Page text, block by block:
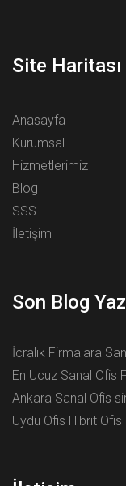
Site Haritası
Anasayfa
Kurumsal
Hizmetlerimiz
Blog
SSS
İletişim
Son Blog
İcralık Firmalara
En Ucuz Sanal Ofis
Ankara Sanal Ofis
Uydu Ofis Hibrit Ofis